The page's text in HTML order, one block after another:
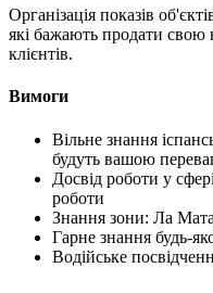
Організація показів
які бажають продати свою
клієнтів.
Вимоги
Вільне знання
будуть вашою
Досвід роботи у
роботи
Знання зони: Ла
Гарне знання будь-
Водійське